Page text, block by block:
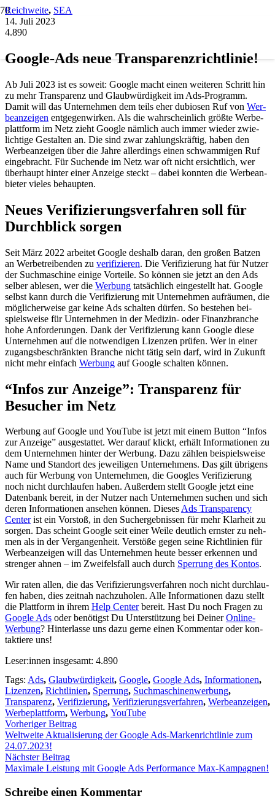
Reichweite, SEA
14. Juli 2023
4.890
Goog­le-Ads neue Trans­pa­renz­richt­li­nie!
Ab Juli 2023 ist es soweit: Goog­le macht einen wei­te­ren Schritt hin
zu mehr Trans­pa­renz und Glaub­wür­dig­keit im Ads-Pro­gramm.
Damit will das Unter­neh­men dem teils eher dubio­sen Ruf von Wer­
be­an­zei­gen ent­ge­gen­wir­ken. Als die wahr­schein­lich größ­te Wer­be­
platt­form im Netz zieht Goog­le näm­lich auch immer wie­der zwie­
lich­ti­ge Gestal­ten an. Die sind zwar zah­lungs­kräf­tig, haben den
Wer­be­an­zei­gen über die Jah­re aller­dings einen schwam­mi­gen Ruf
ein­ge­bracht. Für Suchen­de im Netz war oft nicht ersicht­lich, wer
über­haupt hin­ter einer Anzei­ge steckt – dabei konn­ten die Wer­be­an­
bie­ter vie­les behaup­ten.
Neu­es Veri­fi­zie­rungs­ver­fah­ren soll für
Durch­blick sor­gen
Seit März 2022 arbei­tet Goog­le des­halb dar­an, den gro­ßen Bat­zen
an Wer­be­trei­ben­den zu veri­fi­zie­ren. Die Veri­fi­zie­rung hat für Nut­zer
der Such­ma­schi­ne eini­ge Vor­tei­le. So kön­nen sie jetzt an den Ads
sel­ber able­sen, wer die Wer­bung tat­säch­lich ein­ge­stellt hat. Goog­le
selbst kann durch die Veri­fi­zie­rung mit Unter­neh­men auf­räu­men, die
mög­li­cher­wei­se gar kei­ne Ads schal­ten dür­fen. So bestehen bei­
spiels­wei­se für Unter­neh­men in der Medi­zin- oder Finanz­bran­che
hohe Anfor­de­run­gen. Dank der Veri­fi­zie­rung kann Goog­le die­se
Unter­neh­men auf die not­wen­di­gen Lizen­zen prü­fen. Wer in einer
zugangs­be­schränk­ten Bran­che nicht tätig sein darf, wird in Zukunft
nicht mehr ein­fach Wer­bung auf Goog­le schal­ten kön­nen.
“Infos zur Anzei­ge”: Trans­pa­renz für
Besu­cher im Netz
Wer­bung auf Goog­le und You­Tube ist jetzt mit einem But­ton “Infos
zur Anzei­ge” aus­ge­stat­tet. Wer dar­auf klickt, erhält Infor­ma­tio­nen zu
dem Unter­neh­men hin­ter der Wer­bung. Dazu zäh­len bei­spiels­wei­se
Name und Stand­ort des jewei­li­gen Unter­neh­mens. Das gilt übri­gens
auch für Wer­bung von Unter­neh­men, die Goo­gles Veri­fi­zie­rung
noch nicht durch­lau­fen haben. Außer­dem stellt Goog­le jetzt eine
Daten­bank bereit, in der Nut­zer nach Unter­neh­men suchen und sich
deren Infor­ma­tio­nen anse­hen kön­nen. Die­sesAds Trans­pa­ren­cy
Cen­terist ein Vor­stoß, in den Such­ergeb­nis­sen für mehr Klar­heit zu
sor­gen. Das scheint Goog­le seit einer Wei­le deut­lich erns­ter zu neh­
men als in der Ver­gan­gen­heit. Ver­stö­ße gegen sei­ne Richt­li­ni­en für
Wer­be­an­zei­gen will das Unter­neh­men heu­te bes­ser erken­nen und
stren­ger ahnen – im Zwei­fels­fall auch durch Sper­rung des Kon­tos.
Wir raten allen, die das Veri­fi­zie­rungs­ver­fah­ren noch nicht durch­lau­
fen haben, dies zeit­nah nach­zu­ho­len. Alle Infor­ma­tio­nen dazu stellt
die Platt­form in ihrem Help Cen­terbereit. Hast Du noch Fra­gen zu
Goog­le Ads oder benö­tigst Du Unter­stüt­zung bei Dei­nerOnline-
Wer­bung? Hin­ter­las­se uns dazu ger­ne einen Kom­men­tar oder kon­
tak­tie­re uns!
Leser:innen ins­ge­samt: 4.890
Tags: Ads, Glaubwürdigkeit, Google, Google Ads, Informationen,
Lizenzen, Richtlinien, Sperrung, Suchmaschinenwerbung,
Transparenz, Verifizierung, Verifizierungsverfahren, Werbeanzeigen,
Werbeplattform, Werbung, YouTube
Vorheriger Beitrag
Welt­wei­te Aktua­li­sie­rung der Goog­le Ads-Mar­ken­richt­li­nie zum
24.07.2023!
Nächster Beitrag
Maxi­ma­le Leis­tung mit Goog­le Ads Per­for­mance Max-Kam­pa­gnen!
Schreibe einen Kommentar